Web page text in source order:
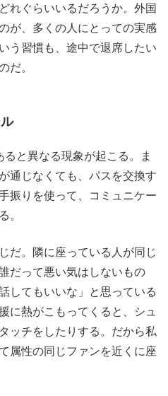
れぐらいいるだろうか。外国
が、多くの人にとっての実感
う習慣も、途中で退席したい
だ。
と異なる現象が起こる。ま
通じなくても、パスを交換す
振りを使って、コミュニケー
。
だ。隣に座っている人が同じ
だって悪い気はしないもの
してもいいな」と思っている
に熱がこもってくると、シュ
ッチをしたりする。だから私
属性の同じファンを近くに座